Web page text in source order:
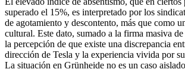
superado el 15%, es interpretado por los
de agotamiento y descontento, más que como
cultural. Este dato, sumado a la firma masiva
la percepción de que existe una discrepancia
dirección de Tesla y la experiencia vivida por
La situación en Grünheide no es un caso